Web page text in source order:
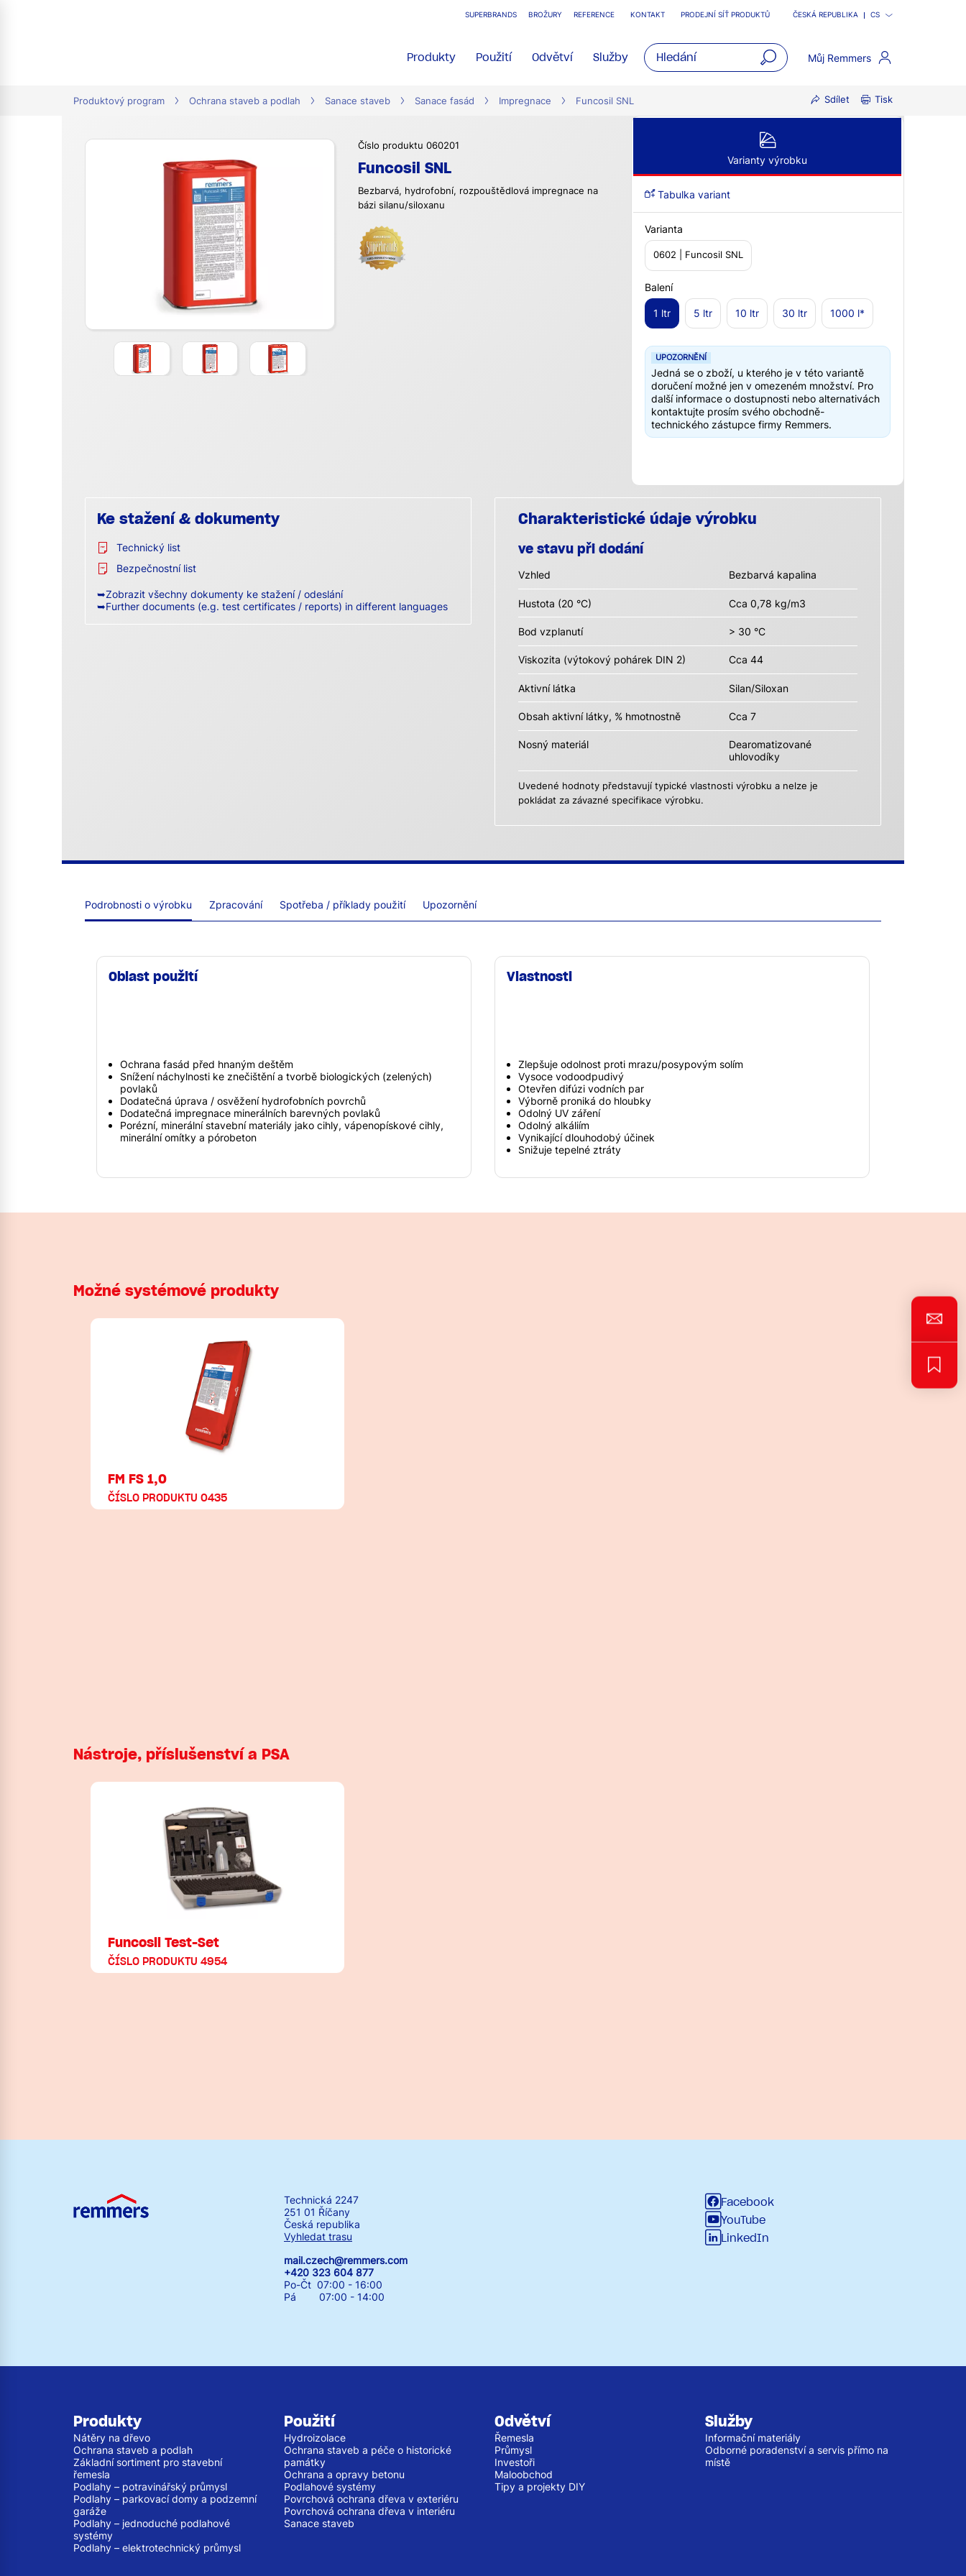
SUPERBRANDS BROŽURY REFERENCE KONTAKT PRODEJNÍ SÍŤ PRODUKTŮ ČESKÁ REPUBLIKA CS
Produkty Použití Odvětví Služby Můj Remmers
Produktový program Ochrana staveb a podlah Sanace staveb Sanace fasád Impregnace Funcosil SNL Sdílet Tisk
Číslo produktu 060201
Funcosil SNL
Bezbarvá, hydrofobní, rozpouštědlová impregnace na
bázi silanu/siloxanu
Varianty výrobku
Tabulka variant
Varianta
0602 | Funcosil SNL
Balení
1 ltr 5 ltr 10 ltr 30 ltr 1000 l*
UPOZORNĚNÍ
Jedná se o zboží, u kterého je v této variantě
doručení možné jen v omezeném množství. Pro
další informace o dostupnosti nebo alternativách
kontaktujte prosím svého obchodně-
technického zástupce firmy Remmers.
Ke stažení & dokumenty
Technický list
Bezpečnostní list
➥Zobrazit všechny dokumenty ke stažení / odeslání
➥Further documents (e.g. test certificates / reports) in different languages
Charakteristické údaje výrobku
ve stavu při dodání
Vzhled Bezbarvá kapalina
Hustota (20 °C) Cca 0,78 kg/m3
Bod vzplanutí > 30 °C
Viskozita (výtokový pohárek DIN 2) Cca 44
Aktivní látka Silan/Siloxan
Obsah aktivní látky, % hmotnostně Cca 7
Nosný materiál
Dearomatizované
uhlovodíky
Uvedené hodnoty představují typické vlastnosti výrobku a nelze je
pokládat za závazné specifikace výrobku.
Podrobnosti o výrobku Zpracování Spotřeba / příklady použití Upozornění
Oblast použití
Ochrana fasád před hnaným deštěm
Snížení náchylnosti ke znečištění a tvorbě biologických (zelených)
povlaků
Dodatečná úprava / osvěžení hydrofobních povrchů
Dodatečná impregnace minerálních barevných povlaků
Porézní, minerální stavební materiály jako cihly, vápenopískové cihly,
minerální omítky a pórobeton
Vlastnosti
Zlepšuje odolnost proti mrazu/posypovým solím
Vysoce vodoodpudivý
Otevřen difúzi vodních par
Výborně proniká do hloubky
Odolný UV záření
Odolný alkáliím
Vynikající dlouhodobý účinek
Snižuje tepelné ztráty
Možné systémové produkty
FM FS 1,0
ČÍSLO PRODUKTU 0435
Nástroje, příslušenství a PSA
Funcosil Test-Set
ČÍSLO PRODUKTU 4954
Technická 2247
251 01 Říčany
Česká republika
Vyhledat trasu
mail.czech@remmers.com
+420 323 604 877
Po-Čt 07:00 - 16:00
Pá 07:00 - 14:00
Facebook
YouTube
LinkedIn
Produkty
Nátěry na dřevo
Ochrana staveb a podlah
Základní sortiment pro stavební
řemesla
Podlahy – potravinářský průmysl
Podlahy – parkovací domy a podzemní
garáže
Podlahy – jednoduché podlahové
systémy
Podlahy – elektrotechnický průmysl
Použití
Hydroizolace
Ochrana staveb a péče o historické
památky
Ochrana a opravy betonu
Podlahové systémy
Povrchová ochrana dřeva v exteriéru
Povrchová ochrana dřeva v interiéru
Sanace staveb
Odvětví
Řemesla
Průmysl
Investoři
Maloobchod
Tipy a projekty DIY
Služby
Informační materiály
Odborné poradenství a servis přímo na
místě